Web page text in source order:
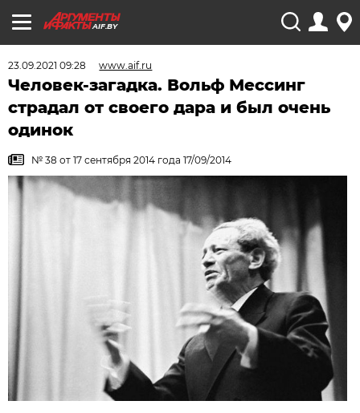
AIF.BY
23.09.2021 09:28 www.aif.ru
Человек-загадка. Вольф Мессинг
страдал от своего дара и был очень
одинок
№ 38 от 17 сентября 2014 года 17/09/2014